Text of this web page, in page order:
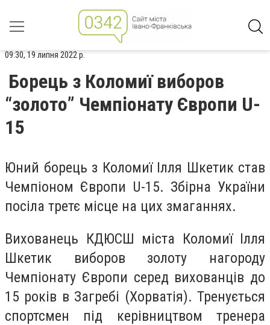
09:30, 19 липня 2022 р.
Борець з Коломиї виборов
“золото” Чемпіонату Європи U-
15
Юний борець з Коломиї Ілля Шкетик став
Чемпіоном Європи U-15. Збірна України
посіла третє місце на цих змаганнях.
Вихованець КДЮСШ міста Коломиї Ілля
Шкетик виборов золоту нагороду
Чемпіонату Європи серед вихованців до
15 років в Загребі (Хорватія). Тренується
спортсмен під керівництвом тренера